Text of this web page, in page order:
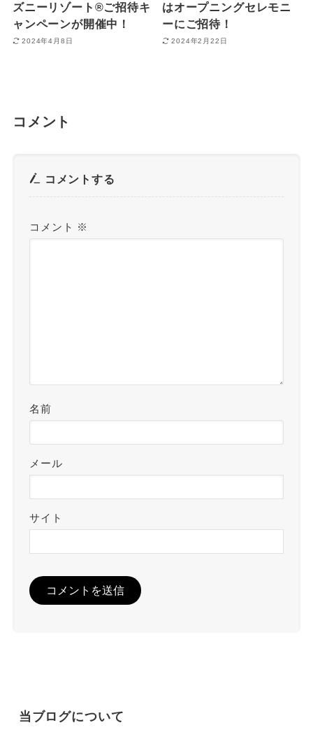
ズニーリゾート®︎ご招待キ
ャンペーンが開催中！
2024年4月8日
はオープニングセレモニ
ーにご招待！
2024年2月22日
コメント
コメントする
コメント ※
名前
メール
サイト
当ブログについて